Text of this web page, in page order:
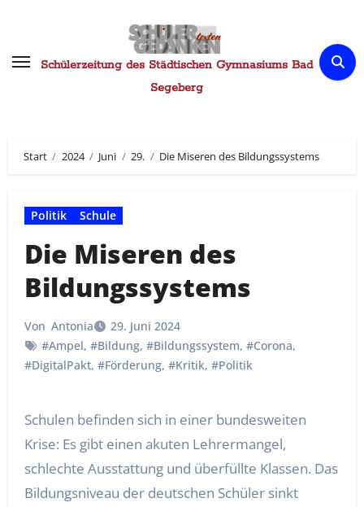
springenSchülerzeitung des Städtischen Gymnasiums Bad
Segeberg
Start 2024 Juni 29. Die Miseren des Bildungssystems
Politik Schule
Die Miseren des
Bildungssystems
Von Antonia
29. Juni 2024
#Ampel, #Bildung, #Bildungssystem, #Corona,
#DigitalPakt, #Förderung, #Kritik, #Politik
Schulen befinden sich in einer bundesweiten
Krise: Es gibt einen akuten Lehrermangel,
schlechte Ausstattung und überfüllte Klassen. Das
Bildungsniveau der deutschen Schüler sinkt